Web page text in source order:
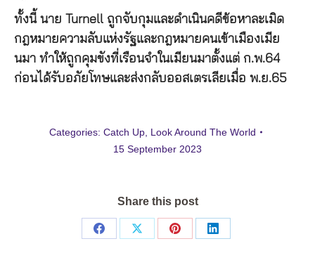
ทั้งนี้ นาย Turnell ถูกจับกุมและดำเนินคดีข้อหาละเมิด
กฎหมายความลับแห่งรัฐและกฎหมายคนเข้าเมืองเมีย
นมา ทำให้ถูกคุมขังที่เรือนจำในเมียนมาตั้งแต่ ก.พ.64
ก่อนได้รับอภัยโทษและส่งกลับออสเตรเลียเมื่อ พ.ย.65
Categories: Catch Up, Look Around The World
15 September 2023
Share this post
Share
Share
Share
Share